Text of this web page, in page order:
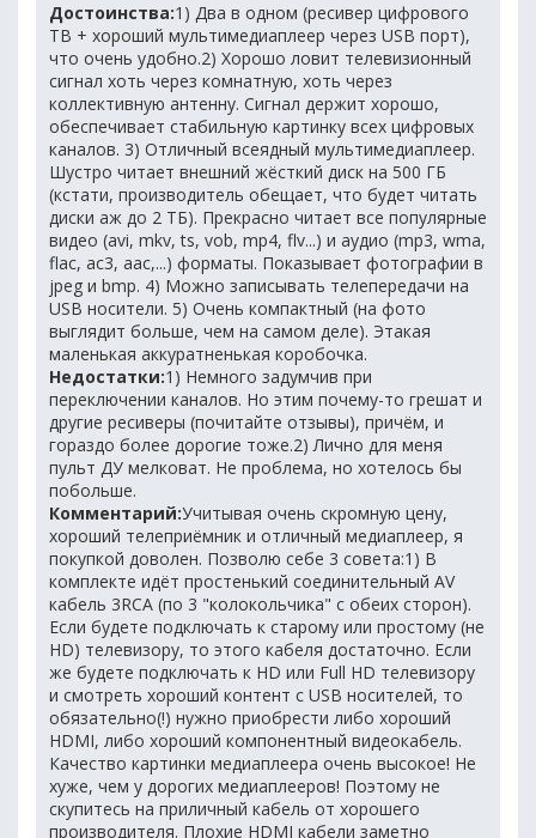
Достоинства:1) Два в одном (ресивер цифрового
ТВ + хороший мультимедиаплеер через USB порт),
что очень удобно.2) Хорошо ловит телевизионный
сигнал хоть через комнатную, хоть через
коллективную антенну. Сигнал держит хорошо,
обеспечивает стабильную картинку всех цифровых
каналов. 3) Отличный всеядный мультимедиаплеер.
Шустро читает внешний жёсткий диск на 500 ГБ
(кстати, производитель обещает, что будет читать
диски аж до 2 ТБ). Прекрасно читает все популярные
видео (avi, mkv, ts, vob, mp4, flv...) и аудио (mp3, wma,
flac, ac3, aac,...) форматы. Показывает фотографии в
jpeg и bmp. 4) Можно записывать телепередачи на
USB носители. 5) Очень компактный (на фото
выглядит больше, чем на самом деле). Этакая
маленькая аккуратненькая коробочка.
Недостатки:1) Немного задумчив при
переключении каналов. Но этим почему-то грешат и
другие ресиверы (почитайте отзывы), причём, и
гораздо более дорогие тоже.2) Лично для меня
пульт ДУ мелковат. Не проблема, но хотелось бы
побольше.
Комментарий:Учитывая очень скромную цену,
хороший телеприёмник и отличный медиаплеер, я
покупкой доволен. Позволю себе 3 совета:1) В
комплекте идёт простенький соединительный AV
кабель 3RCA (по 3 "колокольчика" с обеих сторон).
Если будете подключать к старому или простому (не
HD) телевизору, то этого кабеля достаточно. Если
же будете подключать к HD или Full HD телевизору
и смотреть хороший контент с USB носителей, то
обязательно(!) нужно приобрести либо хороший
HDMI, либо хороший компонентный видеокабель.
Качество картинки медиаплеера очень высокое! Не
хуже, чем у дорогих медиаплееров! Поэтому не
скупитесь на приличный кабель от хорошего
производителя. Плохие HDMI кабели заметно